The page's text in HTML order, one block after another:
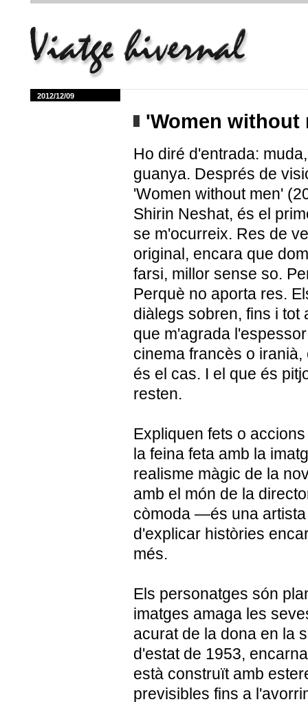
2012/12/09
'Women without
Ho diré d'entrada: muda,
guanya. Després de
'Women without men'
Shirin Neshat, és el
se m'ocurreix. Res de
original, encara que
farsi, millor sense so.
Perquè no aporta res.
diàlegs sobren, fins i tot
que m'agrada
cinema francès o iranià,
és el cas. I el que és
resten.
Expliquen fets o
la feina feta amb la
realisme màgic de la
amb el món de la
còmoda —és una
d'explicar històries
més.
Els personatges són
imatges amaga les
acurat de la dona en la
d'estat de 1953,
està construït amb
previsibles fins a